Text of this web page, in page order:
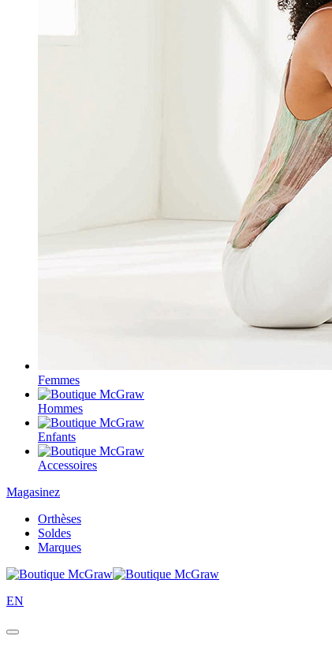
Femmes
Hommes
Enfants
Accessoires
Magasinez
Orthèses
Soldes
Marques
EN